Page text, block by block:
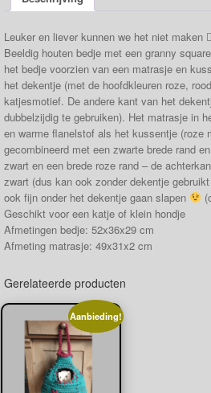
Leuker en liever kunnen we het niet maken 
Beeldig houten bedje met een granny
het bedje voorzien van een matrasje en
het dekentje (met de hoofdkleuren roze,
katjesmotief. De andere kant van het
dubbelzijdig te gebruiken). Het matrasje in
en warme flanelstof als het kussentje (roze
gecombineerd met een zwarte brede rand
zwart en een brede roze rand – de
zwart (dus kan ook zonder dekentje
ook fijn onder het dekentje gaan slapen
Geschikt voor een katje of klein hondje
Afmetingen bedje: 52x36x29 cm
Afmeting matrasje: 49x31x2 cm
Gerelateerde producten
Aanbieding!